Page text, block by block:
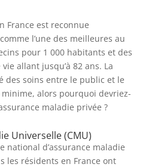
France est reconnue
l’une des meilleures au
pour 1 000 habitants et des
allant jusqu’à 82 ans. La
des soins entre le public et le
alors pourquoi devriez-
maladie privée ?
Universelle (CMU)
national d’assurance maladie
les résidents en France ont